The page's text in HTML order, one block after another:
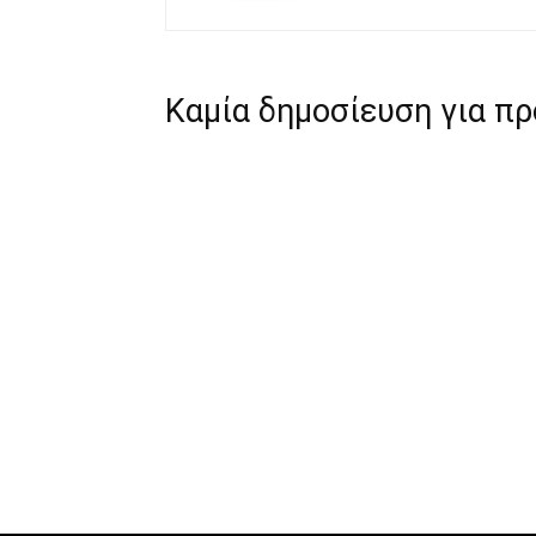
Καμία δημοσίευση για